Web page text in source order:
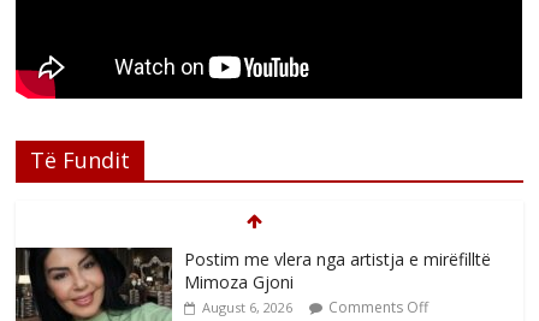
Të Fundit
Postim me vlera nga artistja e mirëfilltë
Mimoza Gjoni
August 6, 2026 Comments Off